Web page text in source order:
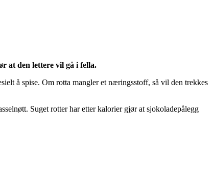
at den lettere vil gå i fella.
å spise. Om rotta mangler et næringsstoff, så vil den trekkes
Suget rotter har etter kalorier gjør at sjokoladepålegg